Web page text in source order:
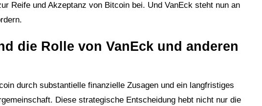
Reife und Akzeptanz von Bitcoin bei. Und VanEck steht nun an
die Rolle von VanEck und anderen
durch substantielle finanzielle Zusagen und ein langfristiges
Diese strategische Entscheidung hebt nicht nur die